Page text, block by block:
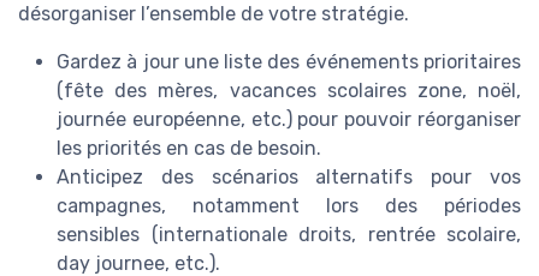
désorganiser l’ensemble de votre stratégie.
Gardez à jour une liste des événements prioritaires
(fête des mères, vacances scolaires zone, noël,
journée européenne, etc.) pour pouvoir réorganiser
les priorités en cas de besoin.
Anticipez des scénarios alternatifs pour vos
campagnes, notamment lors des périodes
sensibles (internationale droits, rentrée scolaire,
day journee, etc.).